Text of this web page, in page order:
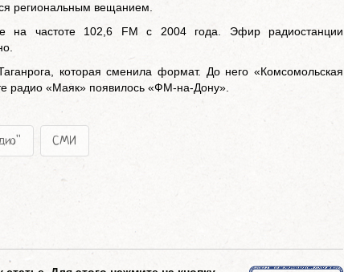
региональным вещанием.
на частоте 102,6 FM с 2004 года. Эфир радиостанции
которая сменила формат. До него «Комсомольская
радио «Маяк» появилось «ФМ-на-Дону».
СМИ